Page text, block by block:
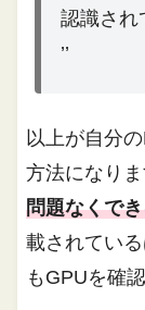
認識され
’’
以上が自分
方法になり
問題なくで
載されてい
もGPUを確